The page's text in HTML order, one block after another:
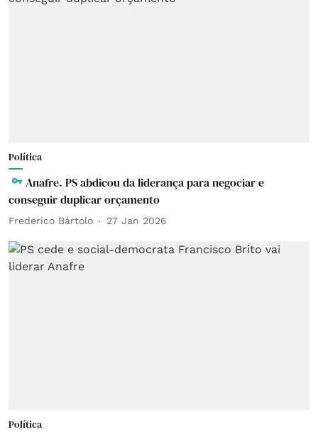
Política
Anafre. PS abdicou da liderança para negociar e
conseguir duplicar orçamento
Frederico Bártolo 27 Jan 2026
Política